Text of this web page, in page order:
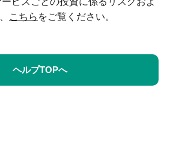
こちら をご覧ください。
ヘルプTOPへ